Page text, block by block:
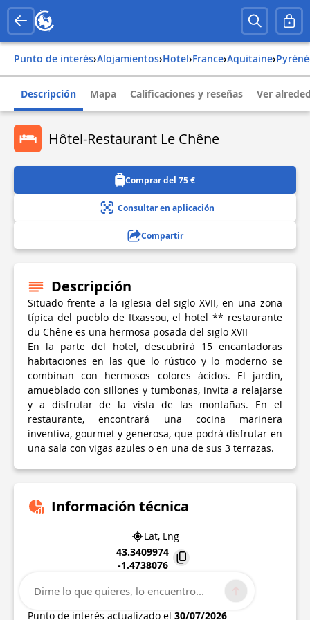
Punto de interés› Alojamientos› Hotel› france› aquitaine›
Descripción Mapa Calificaciones y reseñas Ver
Hôtel-Restaurant Le Chêne
Comprar del 75 €
Consultar en aplicación
Compartir
Descripción
Situado frente a la iglesia del siglo XVII, en una zona
típica del pueblo de Itxassou, el hotel ** restaurante
du Chêne es una hermosa posada del siglo XVII
En la parte del hotel, descubrirá 15 encantadoras
habitaciones en las que lo rústico y lo moderno se
combinan con hermosos colores ácidos. El jardín,
amueblado con sillones y tumbonas, invita a relajarse
y a disfrutar de la vista de las montañas. En el
restaurante, encontrará una cocina marinera
inventiva, gourmet y generosa, que podrá disfrutar en
una sala con vigas azules o en una de sus 3 terrazas.
Información técnica
Lat, Lng
43.3409974
-1.4738076
979 rue de l'église
ITXASSOU
Punto de interés actualizado el 30/07/2026
Dime lo que quieres, lo encuentro...